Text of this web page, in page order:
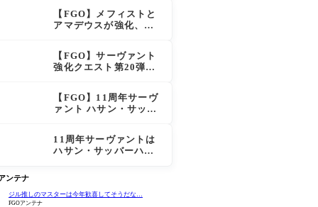
とは思えない」の反響
【FGO】メフィストと
アマデウスが強化、ア
に「最強でワロタ」の
声
【FGO】サーヴァント
強化クエスト第20弾！
【FGO】11周年サーヴ
ァント ハサン・サッバ
11周年サーヴァントは
ハサン・サッバーハ
ア放送局 11周年SPまと
ンテナ
ジル推しのマスターは今年歓喜してそうだな…
FGOアンテナ